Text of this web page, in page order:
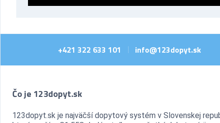
+421 322 633 101 info@123dopyt.sk
Čo je 123dopyt.sk
123dopyt.sk je najväčší dopytový systém v Slovenskej